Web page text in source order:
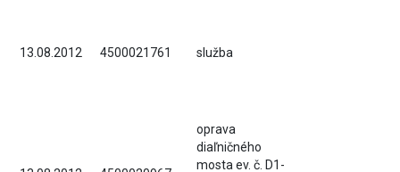
13.08.2012 4500021761 služba
oprava
diaľničného
mosta ev. č. D1-